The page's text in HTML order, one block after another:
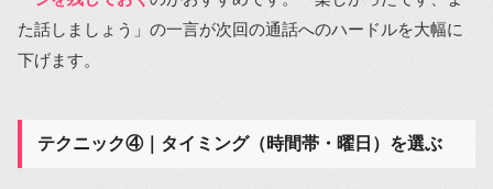
た話しましょう」の一言が次回の通話へのハードルを大幅に
下げます。
テクニック④｜タイミング（時間帯・曜日）を選ぶ